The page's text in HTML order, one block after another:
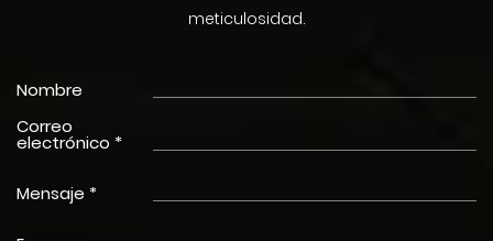
meticulosidad.
Nombre
Correo
electrónico *
Mensaje *